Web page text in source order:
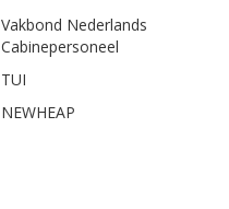
Vakbond Nederlands
Cabinepersoneel
TUI
NEWHEAP